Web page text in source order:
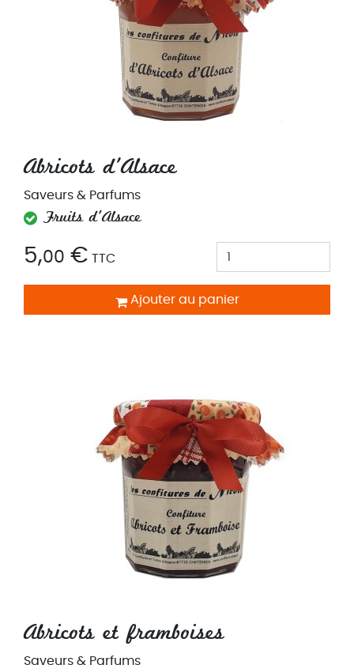
Abricots d'Alsace
Saveurs & Parfums
Fruits d'Alsace
5,00 € TTC
Ajouter au panier
Abricots et framboises
Saveurs & Parfums